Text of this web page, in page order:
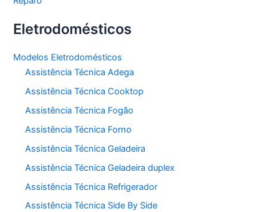
Eletrodomésticos
Modelos Eletrodomésticos
Assistência Técnica Adega
Assistência Técnica Cooktop
Assistência Técnica Fogão
Assistência Técnica Forno
Assistência Técnica Geladeira
Assistência Técnica Geladeira duplex
Assistência Técnica Refrigerador
Assistência Técnica Side By Side